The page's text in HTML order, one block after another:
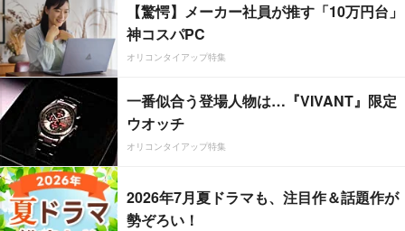
【驚愕】メーカー社員が推す「10万円台」
神コスパPC
オリコンタイアップ特集
一番似合う登場人物は…『VIVANT』限定
ウオッチ
オリコンタイアップ特集
2026年7月夏ドラマも、注目作＆話題作が
勢ぞろい！